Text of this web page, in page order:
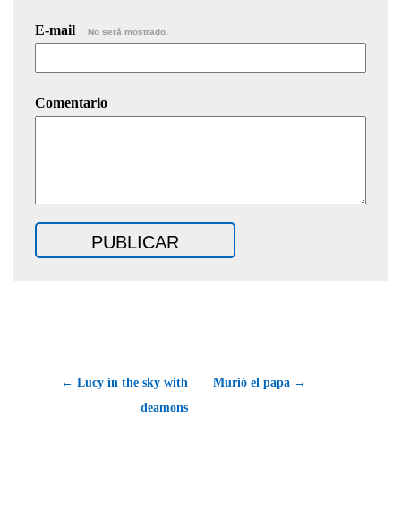
E-mail No será mostrado.
Comentario
← Lucy in the sky with
deamons
Murió el papa →